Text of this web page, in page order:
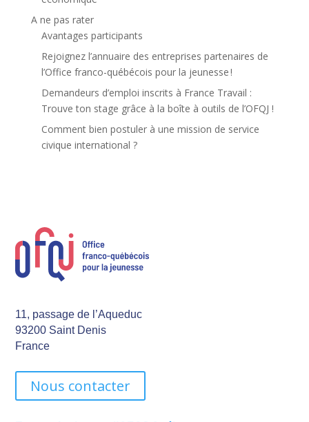
A ne pas rater
Avantages participants
Rejoignez l’annuaire des entreprises partenaires de
l’Office franco-québécois pour la jeunesse !
Demandeurs d’emploi inscrits à France Travail :
Trouve ton stage grâce à la boîte à outils de l’OFQJ !
Comment bien postuler à une mission de service
civique international ?
11, passage de l’Aqueduc
93200 Saint Denis
France
Nous contacter